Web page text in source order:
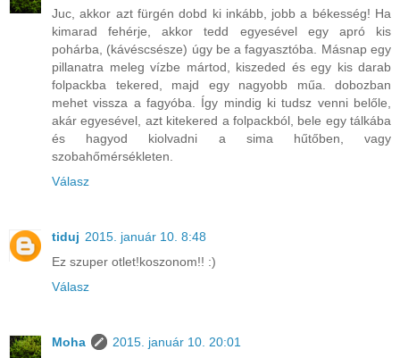
Juc, akkor azt fürgén dobd ki inkább, jobb a békesség! Ha
kimarad fehérje, akkor tedd egyesével egy apró kis
pohárba, (kávéscsésze) úgy be a fagyasztóba. Másnap egy
pillanatra meleg vízbe mártod, kiszeded és egy kis darab
folpackba tekered, majd egy nagyobb műa. dobozban
mehet vissza a fagyóba. Így mindig ki tudsz venni belőle,
akár egyesével, azt kitekered a folpackból, bele egy tálkába
és hagyod kiolvadni a sima hűtőben, vagy
szobahőmérsékleten.
Válasz
tiduj 2015. január 10. 8:48
Ez szuper otlet!koszonom!! :)
Válasz
Moha
2015. január 10. 20:01